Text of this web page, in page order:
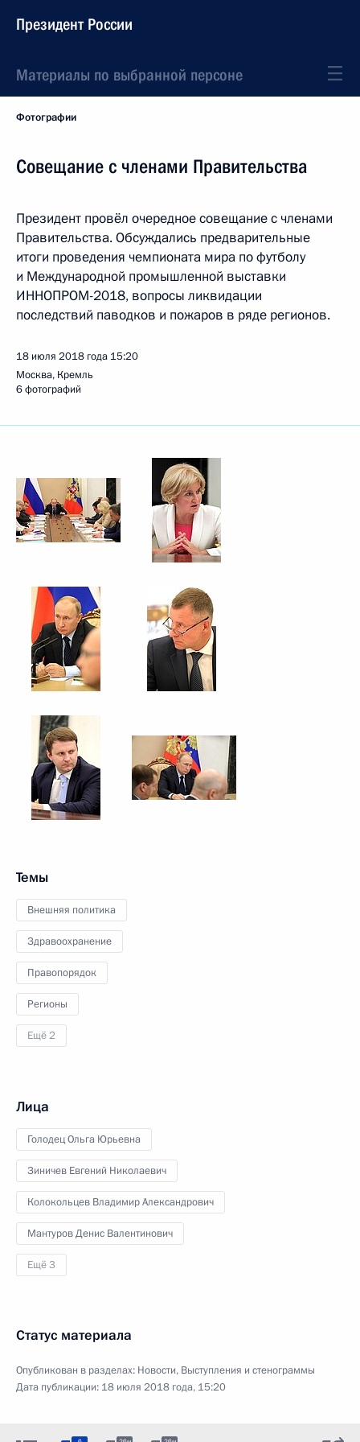
Президент России
Материалы по выбранной персоне
Фотографии
Совещание с членами Правительства
Президент провёл очередное совещание с членами
Правительства. Обсуждались предварительные
итоги проведения чемпионата мира по футболу
и Международной промышленной выставки
ИННОПРОМ-2018, вопросы ликвидации
последствий паводков и пожаров в ряде регионов.
18 июля 2018 года 15:20
Москва, Кремль
6 фотографий
Темы
Внешняя политика
Здравоохранение
Правопорядок
Регионы
Ещё 2
Лица
Голодец Ольга Юрьевна
Зиничев Евгений Николаевич
Колокольцев Владимир Александрович
Мантуров Денис Валентинович
Ещё 3
Статус материала
Опубликован в разделах: Новости, Выступления и стенограммы
Дата публикации: 18 июля 2018 года, 15:20